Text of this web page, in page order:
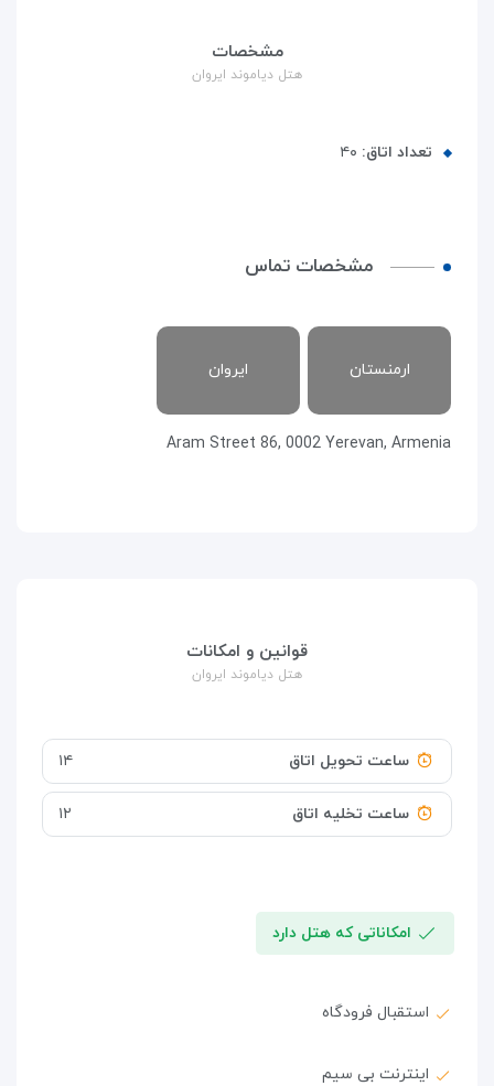
مشخصات
هتل دیاموند ایروان
تعداد اتاق: ۴۰
مشخصات تماس
ارمنستان ایروان
Aram Street 86, 0002 Yerevan, Armenia
قوانین و امکانات
هتل دیاموند ایروان
ساعت تحویل اتاق ۱۴
ساعت تخلیه اتاق ۱۲
امکاناتی که هتل دارد
استقبال فرودگاه
اینترنت بی سیم